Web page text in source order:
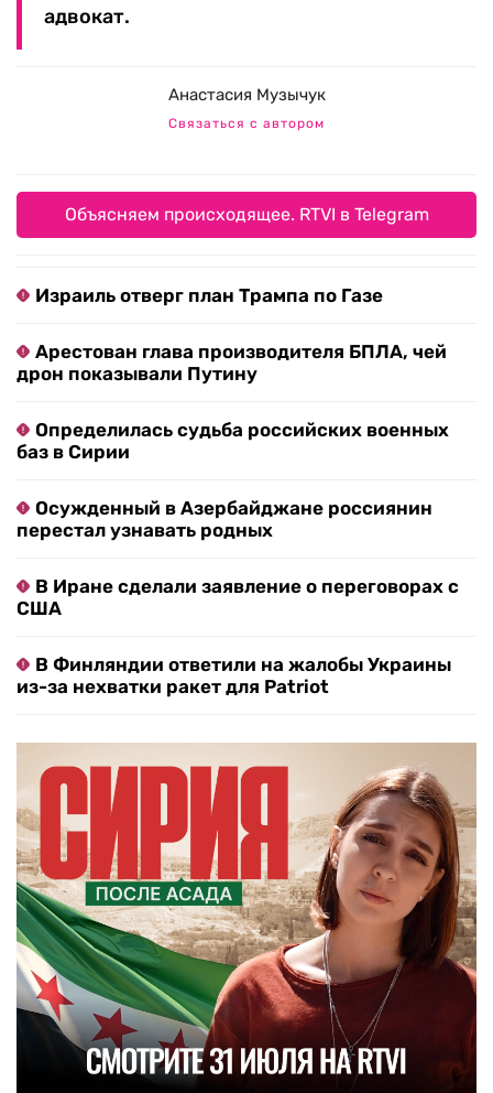
адвокат.
Анастасия Музычук
Связаться с автором
Объясняем происходящее. RTVI в Telegram
Израиль отверг план Трампа по Газе
Арестован глава производителя БПЛА, чей
дрон показывали Путину
Определилась судьба российских военных
баз в Сирии
Осужденный в Азербайджане россиянин
перестал узнавать родных
В Иране сделали заявление о переговорах с
США
В Финляндии ответили на жалобы Украины
из-за нехватки ракет для Patriot